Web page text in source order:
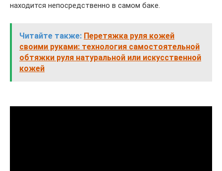
находится непосредственно в самом баке.
Читайте также: Перетяжка руля кожей
своими руками: технология самостоятельной
обтяжки руля натуральной или искусственной
кожей